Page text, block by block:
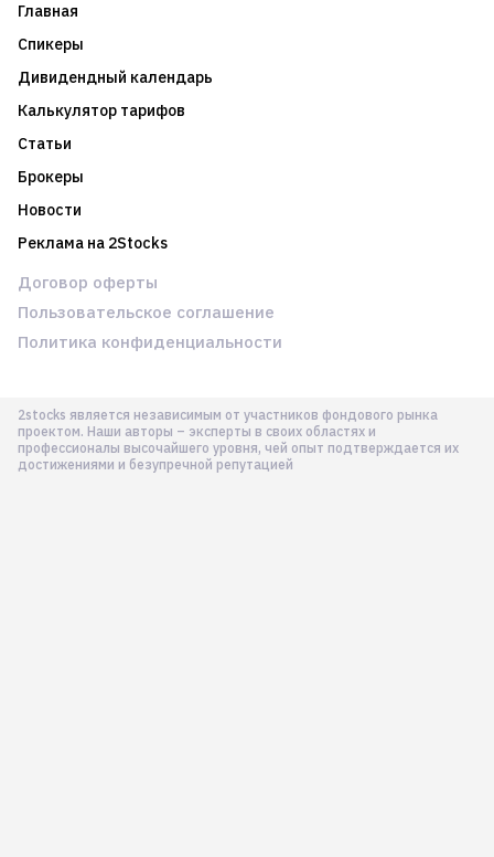
Главная
Спикеры
Дивидендный календарь
Калькулятор тарифов
Статьи
Брокеры
Новости
Реклама на 2Stocks
2stocks является независимым от участников фондового рынка
проектом. Наши авторы – эксперты в своих областях и
профессионалы высочайшего уровня, чей опыт подтверждается их
достижениями и безупречной репутацией
Договор оферты
Пользовательское соглашение
Политика конфиденциальности